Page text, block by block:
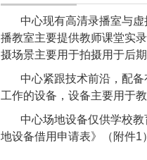
中心现有高清录播室与
播教室主要提供教师课堂实
摄场景主要用于拍摄用于后期
中心紧跟技术前沿，配
工作的设备，设备主要用于
中心场地设备仅供学校
地设备借用申请表》（附件1